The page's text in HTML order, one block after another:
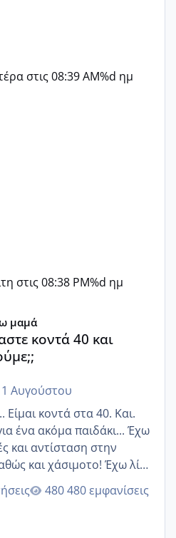
στις 08:39 AM%d ημ
στις 08:38 PM%d ημ
προσπαθούμε;;
μαμά
κοντά 40 και
1 Αυγούστου
κοντά στα 40. Και.
ακόμα παιδάκι... Έχω
και αντίσταση στην
και χάσιμοτο! Έχω λίγα
και όσο κ αν προσπαθώ
για ακόμη
480 εμφανίσεις